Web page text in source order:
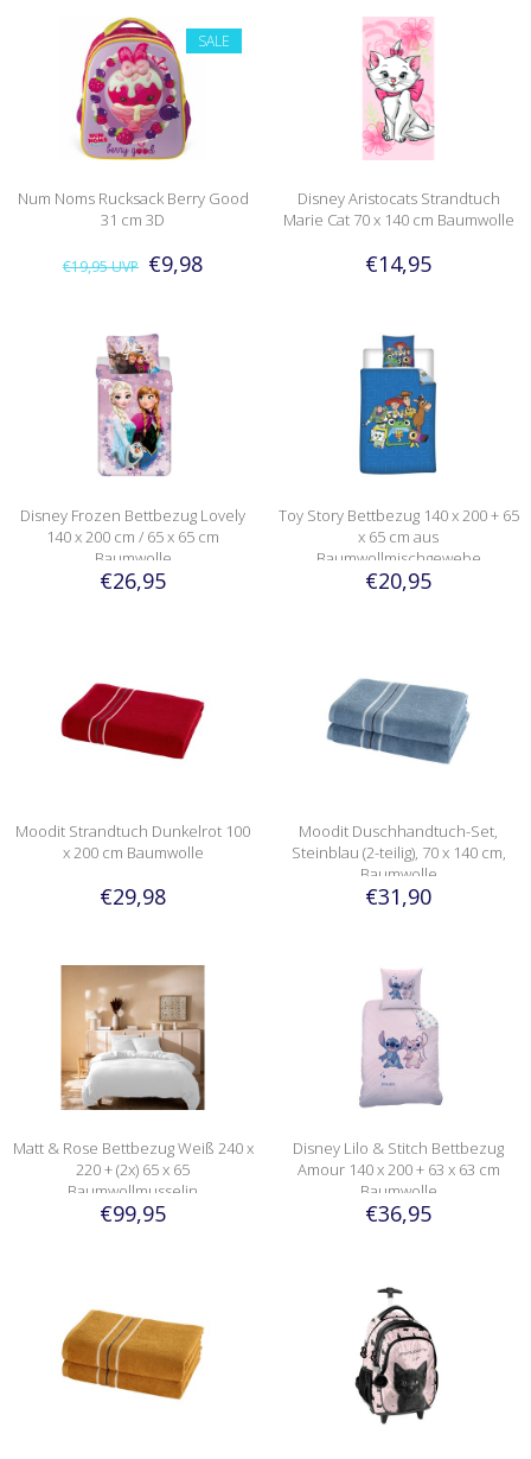
SALE
Num Noms Rucksack Berry Good
31 cm 3D
€19,95UVP €9,98
Disney Aristocats Strandtuch
Marie Cat 70 x 140 cm Baumwolle
€14,95
Disney Frozen Bettbezug Lovely
140 x 200 cm / 65 x 65 cm
Baumwolle
€26,95
Toy Story Bettbezug 140 x 200 + 65
x 65 cm aus
Baumwollmischgewebe
€20,95
Moodit Strandtuch Dunkelrot 100
x 200 cm Baumwolle
€29,98
Moodit Duschhandtuch-Set,
Steinblau (2-teilig), 70 x 140 cm,
Baumwolle
€31,90
Matt & Rose Bettbezug Weiß 240 x
220 + (2x) 65 x 65
Baumwollmusselin
€99,95
Disney Lilo & Stitch Bettbezug
Amour 140 x 200 + 63 x 63 cm
Baumwolle
€36,95